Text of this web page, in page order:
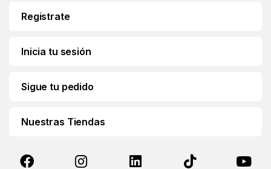
Registrate
Inicia tu sesión
Sigue tu pedido
Nuestras Tiendas